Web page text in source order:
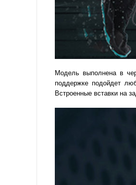
Модель выполнена в
поддержке подойдет
Встроенные вставки на